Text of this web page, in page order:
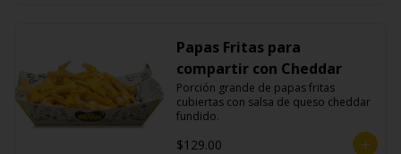
Papas Fritas para
compartir con Cheddar
Porción grande de papas fritas
cubiertas con salsa de queso cheddar
fundido.
$129.00